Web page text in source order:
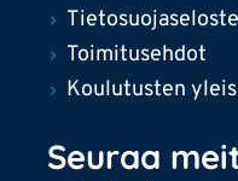
Tietosuojaseloste
Toimitusehdot
Koulutusten
Seuraa